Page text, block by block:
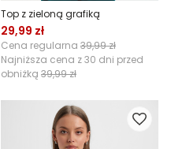
Top z zieloną grafiką
29,99 zł
Cena regularna 39,99 zł
Najniższa cena z 30 dni przed
obniżką 39,99 zł